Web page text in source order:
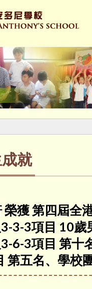
就
榮獲 第四屆全
3-3項目 10歲
6-3項目 第十
第五名、學校